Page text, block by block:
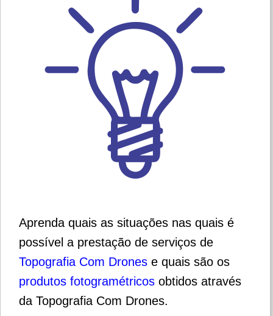
Aprenda quais as situações nas quais é
possível a prestação de serviços de
Topografia Com Drones e quais são os
produtos fotogramétricos obtidos através
da Topografia Com Drones.